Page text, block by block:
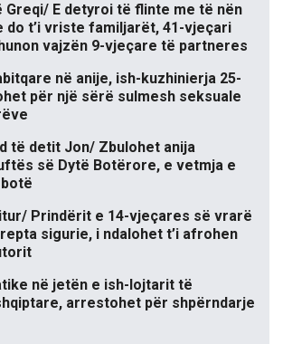
Greqi/ E detyroi të flinte me të nën
do t’i vriste familjarët, 41-vjeçari
vajzën 9-vjeçare të partneres
në anije, ish-kuzhinierja 25-
për një sërë sulmesh seksuale
të detit Jon/ Zbulohet anija
së Dytë Botërore, e vetmja e
Prindërit e 14-vjeçares së vrarë
sigurie, i ndalohet t’i afrohen
në jetën e ish-lojtarit të
arrestohet për shpërndarje